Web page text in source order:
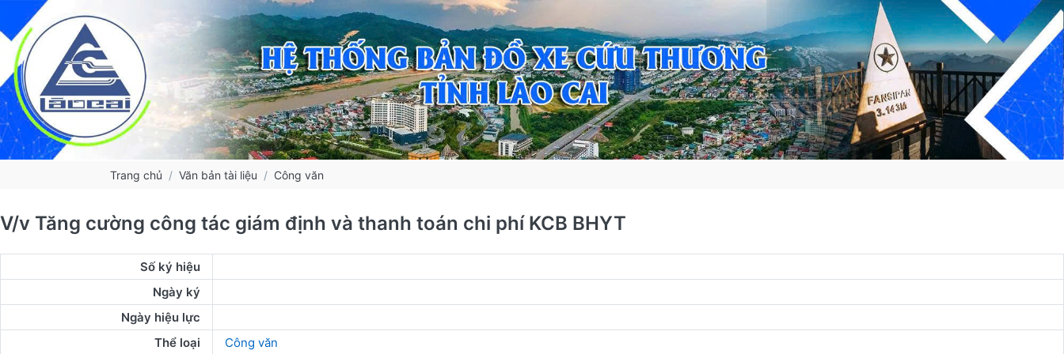
Trang chủ Văn bản tài liệu Công văn
V/v Tăng cường công tác giám định và thanh toán chi phí KCB BHYT
Số ký hiệu
Ngày ký
Ngày hiệu lực
Thể loại
Công văn